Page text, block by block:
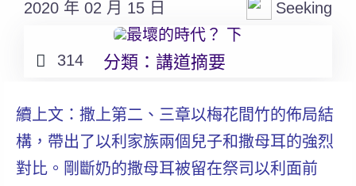
課程報名
Search
2020 年 02 月 15 日 Seeking
314 分類：講道摘要
續上文：撒上第二、三章以梅花間竹的佈局結
構，帶出了以利家族兩個兒子和撒母耳的強烈
對比。剛斷奶的撒母耳被留在祭司以利面前